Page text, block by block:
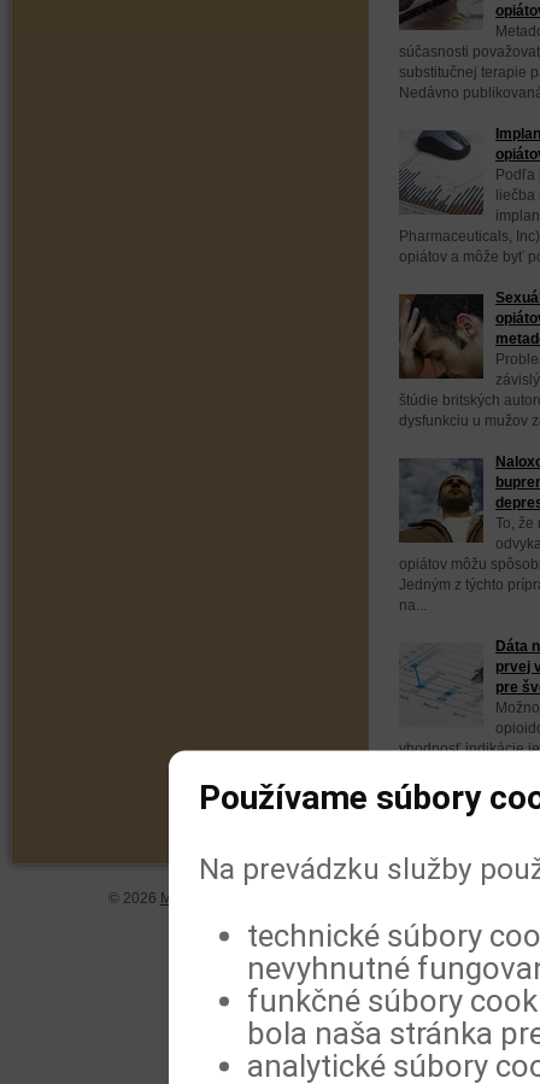
súčasnosti
substitučnej terapie
Nedávno
Podľa
liečba
Pharmaceuticals,
opiátov a môže byť
štúdie britských
dysfunkciu u mužov
To, že
opiátov môžu
Jedným z týchto
na...
Dáta
prvej
pre
vhodnosť indikácie
© 2026 MeDitorial
Používame súbory
Na prevádzku služby
technické súbory
nevyhnutné
funkčné súbory
bola naša stránka
analytické súbory